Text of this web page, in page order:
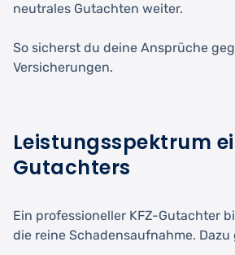
neutrales Gutachten weiter.
So sicherst du deine Ansprüche
Versicherungen.
Leistungsspektrum
Gutachters
Ein professioneller KFZ-Gutachter
die reine Schadensaufnahme. Dazu